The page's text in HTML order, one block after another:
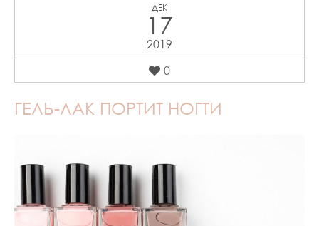
ДЕК
17
2019
0
ГЕЛЬ-ЛАК ПОРТИТ НОГТИ